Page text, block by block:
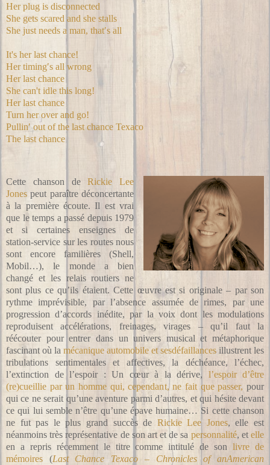
Her plug is disconnected
She gets scared and she stalls
She just needs a man, that′s all
It's her last chance!
Her timing′s all wrong
Her last chance
She can't idle this long!
Her last chance
Turn her over and go!
Pullin′ out of the last chance Texaco
The last chance
Cette chanson deRickie Lee
Jones peut paraître déconcertante
à la première écoute. Il est vrai
que le temps a passé depuis 1979
et si certaines enseignes de
station-service sur les routes nous
sont encore familières (Shell,
Mobil…), le monde a bien
changé et les relais routiers ne
sont plus ce qu’ils étaient. Cette œuvre est si originale – par son
rythme imprévisible, par l’absence assumée de rimes, par une
progression d’accords inédite, par la voix dont les modulations
reproduisent accélérations, freinages, virages – qu’il faut la
réécouter pour entrer dans un univers musical et métaphorique
fascinant où la mécanique automobile et sesdéfaillances illustrent les
tribulations sentimentales et affectives, la déchéance, l’échec,
l’extinction de l’espoir : Un cœur à la dérive, l’espoir d’être
(re)cueillie par un homme qui, cependant, ne fait que passer, pour
qui ce ne serait qu’une aventure parmi d’autres, et qui hésite devant
ce qui lui semble n’être qu’une épave humaine… Si cette chanson
ne fut pas le plus grand succès de Rickie Lee Jones, elle est
néanmoins très représentative de son art et de sa personnalité, etelle
en a repris récemment le titre comme intitulé de sonlivre de
mémoires (Last Chance Texaco – Chronicles of anAmerican